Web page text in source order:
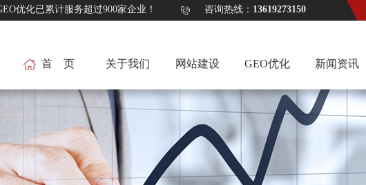
GEO优化已累计服务超过900家企业！ 咨询热线： 13619273150
首 页 关于我们 网站建设 GEO优化 新闻资讯